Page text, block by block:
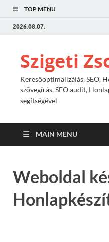
TOP MENU
2026.08.07.
Szigeti
Keresőoptimalizálás, SEO,
szövegírás, SEO audit,
segítségével
MAIN MENU
Weboldal